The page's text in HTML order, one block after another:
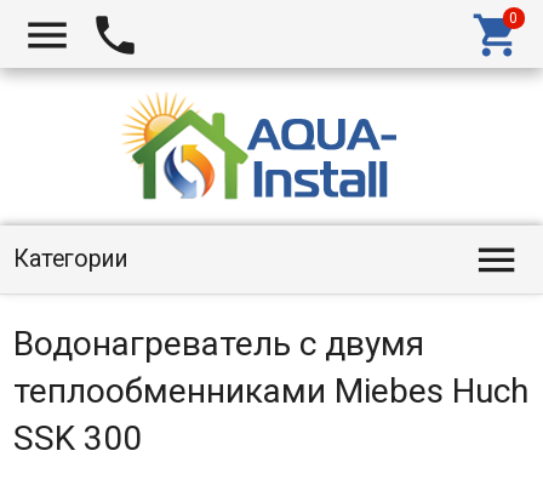
  
Категории 
Водонагреватель с двумя
теплообменниками Miebes Huch
SSK 300